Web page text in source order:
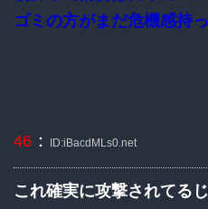
ゴミの方がまだ危機感持
46 ： ID:iBacdMLs0.net
これ確実に攻撃されてる